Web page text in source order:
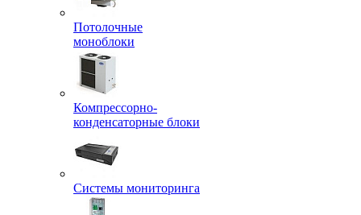
Потолочные
моноблоки
Компрессорно-
конденсаторные блоки
Системы мониторинга